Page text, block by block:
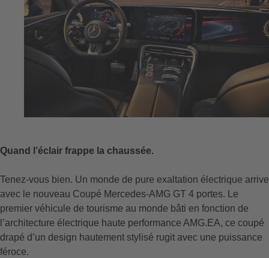
Quand l’éclair frappe la chaussée.
Tenez-vous bien. Un monde de pure exaltation électrique arrive
avec le nouveau Coupé Mercedes-AMG GT 4 portes. Le
premier véhicule de tourisme au monde bâti en fonction de
l’architecture électrique haute performance AMG.EA, ce coupé
drapé d’un design hautement stylisé rugit avec une puissance
féroce.